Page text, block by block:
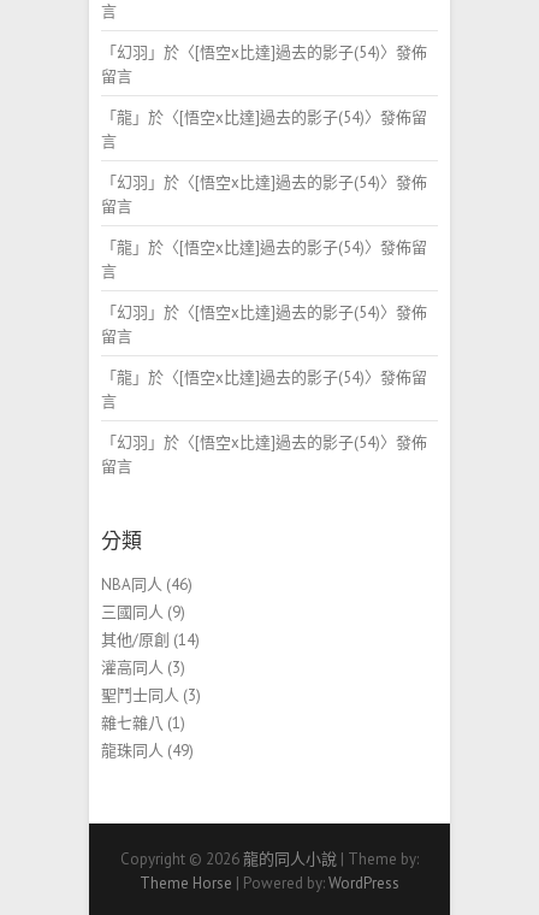
言
「幻羽 」於〈[悟空x比達]過去的影子(54)〉發佈
留言
「龍」於〈[悟空x比達]過去的影子(54)〉發佈留
言
「幻羽 」於〈[悟空x比達]過去的影子(54)〉發佈
留言
「龍」於〈[悟空x比達]過去的影子(54)〉發佈留
言
「幻羽 」於〈[悟空x比達]過去的影子(54)〉發佈
留言
「龍」於〈[悟空x比達]過去的影子(54)〉發佈留
言
「幻羽 」於〈[悟空x比達]過去的影子(54)〉發佈
留言
分類
NBA同人 (46)
三國同人 (9)
其他/原創 (14)
灌高同人 (3)
聖鬥士同人 (3)
雜七雜八 (1)
龍珠同人 (49)
Copyright © 2026龍的同人小說 | Theme by:
Theme Horse | Powered by:WordPress